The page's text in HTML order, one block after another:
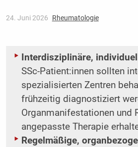
24. Juni 2026 Rheumatologie
Interdisziplinäre,
SSc-Patient:innen sollten
spezialisierten Zentren
frühzeitig diagnostiziert
Organmanifestationen und
angepasste Therapie
Regelmäßige,